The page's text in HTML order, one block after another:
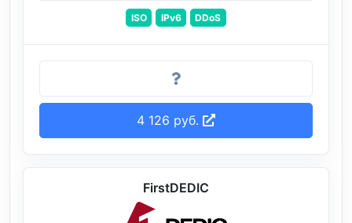
ISO IPv6 DDoS
4 126 руб.
FirstDEDIC